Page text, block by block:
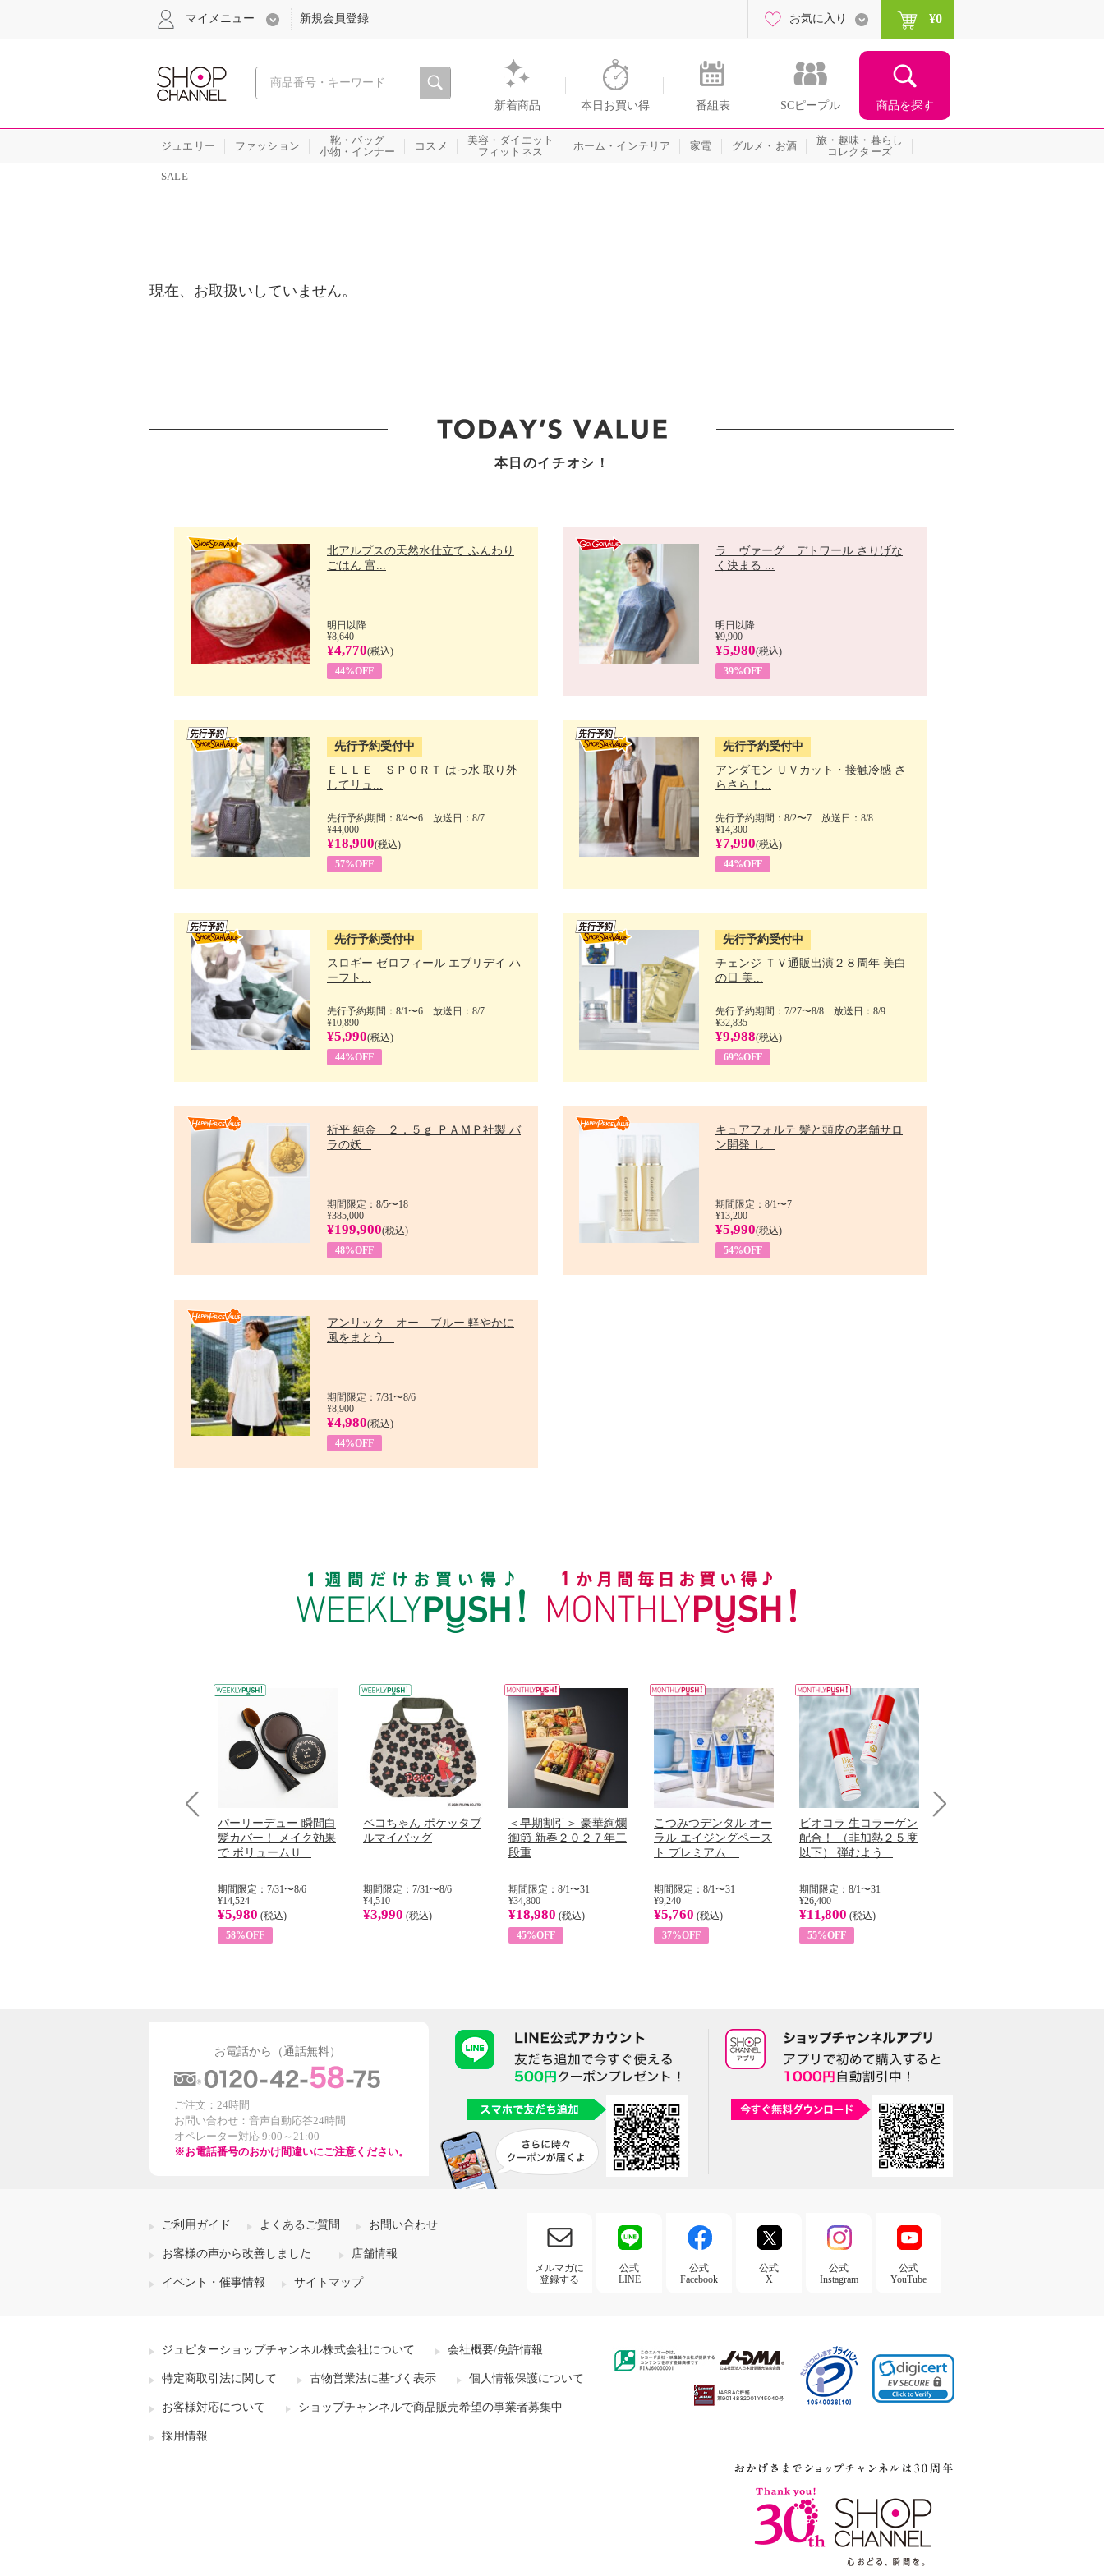
心おどる、瞬間を。通販・テレビショッピングのショップチャンネル
新着商品 本日お買い得 番組表 SCピープル 商品を探す
マイメニュー 新規会員登録 お気に入り ¥0
ジュエリー ファッション
靴・バッグ
小物・インナー
コスメ
美容・ダイエット
フィットネス
ホーム・インテリア 家電 グルメ・お酒
旅・趣味・暮らし
コレクターズ
SALE
現在、お取扱いしていません。
本日のイチオシ！
北アルプスの天然水仕立て ふんわり
ごはん 富...
明日以降
¥8,640
¥4,770(税込)
44%OFF
ラ ヴァーグ デトワール さりげな
く決まる ...
明日以降
¥9,900
¥5,980(税込)
39%OFF
先行予約受付中
ＥＬＬＥ ＳＰＯＲＴ はっ水 取り外
してリュ...
先行予約期間：8/4〜6 放送日：8/7
¥44,000
¥18,900(税込)
57%OFF
先行予約受付中
アンダモン ＵＶカット・接触冷感 さ
らさら！...
先行予約期間：8/2〜7 放送日：8/8
¥14,300
¥7,990(税込)
44%OFF
先行予約受付中
スロギー ゼロフィール エブリデイ ハ
ーフト...
先行予約期間：8/1〜6 放送日：8/7
¥10,890
¥5,990(税込)
44%OFF
先行予約受付中
チェンジ ＴＶ通販出演２８周年 美白
の日 美...
先行予約期間：7/27〜8/8 放送日：8/9
¥32,835
¥9,988(税込)
69%OFF
祈平 純金 ２．５ｇ ＰＡＭＰ社製 バ
ラの妖...
期間限定：8/5〜18
¥385,000
¥199,900(税込)
48%OFF
キュアフォルテ 髪と頭皮の老舗サロ
ン開発 し...
期間限定：8/1〜7
¥13,200
¥5,990(税込)
54%OFF
アンリック オー ブルー 軽やかに
風をまとう...
期間限定：7/31〜8/6
¥8,900
¥4,980(税込)
44%OFF
パーリーデュー 瞬間白
髪カバー！ メイク効果
で ボリュームＵ...
期間限定：7/31〜8/6
¥14,524
¥5,980 (税込)
58%OFF
ペコちゃん ポケッタブ
ルマイバッグ
期間限定：7/31〜8/6
¥4,510
¥3,990 (税込)
＜早期割引＞ 豪華絢爛
御節 新春２０２７年二
段重
期間限定：8/1〜31
¥34,800
¥18,980 (税込)
45%OFF
こつみつデンタル オー
ラル エイジングペース
ト プレミアム ...
期間限定：8/1〜31
¥9,240
¥5,760 (税込)
37%OFF
ビオコラ 生コラーゲン
配合！ （非加熱２５度
以下） 弾むよう...
期間限定：8/1〜31
¥26,400
¥11,800 (税込)
55%OFF
お電話から（通話無料）
ご注文：24時間
お問い合わせ：音声自動応答24時間
オペレーター対応 9:00～21:00
※お電話番号のおかけ間違いにご注意ください。
ご利用ガイド よくあるご質問 お問い合わせ
お客様の声から改善しました 店舗情報
イベント・催事情報 サイトマップ
メルマガに
登録する
公式
LINE
公式
Facebook
公式
X
公式
Instagram
公式
YouTube
ジュピターショップチャンネル株式会社について 会社概要/免許情報
特定商取引法に関して 古物営業法に基づく表示 個人情報保護について
お客様対応について ショップチャンネルで商品販売希望の事業者募集中
採用情報